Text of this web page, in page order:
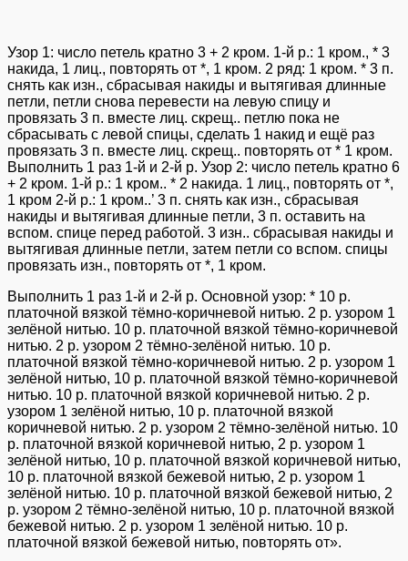
Узор 1: число петель кратно 3 + 2 кром. 1-й р.: 1 кром., * 3
накида, 1 лиц., повторять от *, 1 кром. 2 ряд: 1 кром. * 3 п.
снять как изн., сбрасывая накиды и вытягивая длинные
петли, петли снова перевести на левую спицу и
провязать 3 п. вместе лиц. скрещ.. петлю пока не
сбрасывать с левой спицы, сделать 1 накид и ещё раз
провязать 3 п. вместе лиц. скрещ.. повторять от * 1 кром.
Выполнить 1 раз 1-й и 2-й р. Узор 2: число петель кратно 6
+ 2 кром. 1-й р.: 1 кром.. * 2 накида. 1 лиц., повторять от *,
1 кром 2-й р.: 1 кром..’ 3 п. снять как изн., сбрасывая
накиды и вытягивая длинные петли, 3 п. оставить на
вспом. спице перед работой. 3 изн.. сбрасывая накиды и
вытягивая длинные петли, затем петли со вспом. спицы
провязать изн., повторять от *, 1 кром.
Выполнить 1 раз 1-й и 2-й р. Основной узор: * 10 р.
платочной вязкой тёмно-коричневой нитью. 2 р. узором 1
зелёной нитью. 10 р. платочной вязкой тёмно-коричневой
нитью. 2 р. узором 2 тёмно-зелёной нитью. 10 р.
платочной вязкой тёмно-коричневой нитью. 2 р. узором 1
зелёной нитью, 10 р. платочной вязкой тёмно-коричневой
нитью. 10 р. платочной вязкой коричневой нитью. 2 р.
узором 1 зелёной нитью, 10 р. платочной вязкой
коричневой нитью. 2 р. узором 2 тёмно-зелёной нитью. 10
р. платочной вязкой коричневой нитью, 2 р. узором 1
зелёной нитью, 10 р. платочной вязкой коричневой нитью,
10 р. платочной вязкой бежевой нитью, 2 р. узором 1
зелёной нитью. 10 р. платочной вязкой бежевой нитью, 2
р. узором 2 тёмно-зелёной нитью, 10 р. платочной вязкой
бежевой нитью. 2 р. узором 1 зелёной нитью. 10 р.
платочной вязкой бежевой нитью, повторять от».